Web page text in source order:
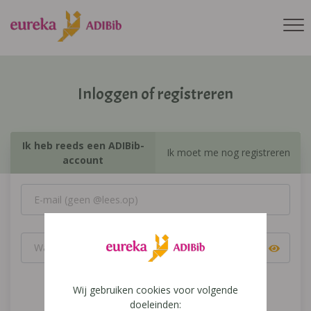
Inloggen of registreren
Ik heb reeds een ADIBib-
account
Ik moet me nog registreren
Inloggen
Wij gebruiken cookies voor volgende
doeleinden: